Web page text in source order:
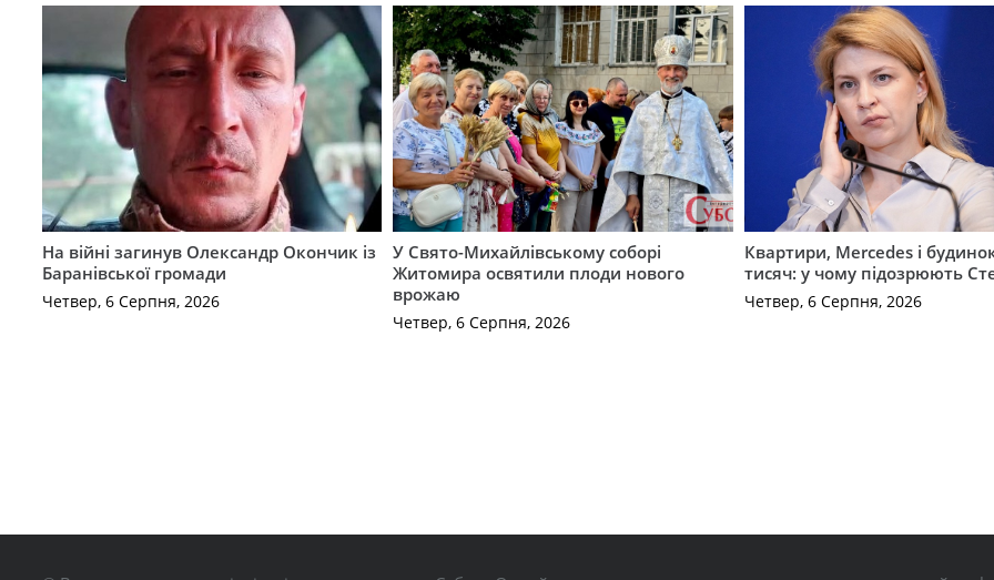
На війні загинув Олександр Окончик із
Баранівської громади
Четвер, 6 Серпня, 2026
У Свято-Михайлівському соборі
Житомира освятили плоди нового
врожаю
Четвер, 6 Серпня, 2026
Квартири, Mercedes і
тисяч: у чому підозрюють
Четвер, 6 Серпня, 2026